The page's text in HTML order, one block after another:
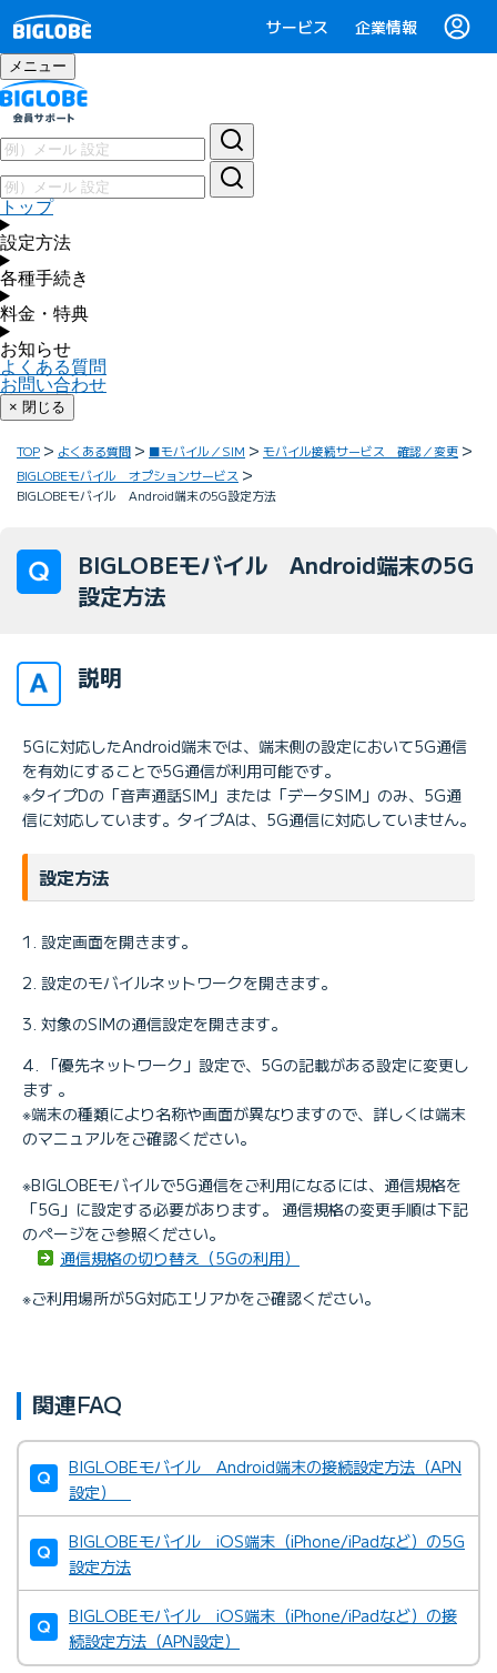
サービス 企業情報
メニュー
トップ
設定方法
各種手続き
料金・特典
お知らせ
よくある質問
お問い合わせ
× 閉じる
TOP よくある質問 ■モバイル／SIM
モバイル接続サービス 確認／変更
BIGLOBEモバイル オプションサービス
BIGLOBEモバイル Android端末の5G設定方法
BIGLOBEモバイル Android端末の5G
設定方法
説明
5Gに対応したAndroid端末では、端末側の設定において5G通信
を有効にすることで5G通信が利用可能です。
※タイプDの「音声通話SIM」または「データSIM」のみ、5G通
信に対応しています。タイプAは、5G通信に対応していません。
設定方法
設定画面を開きます。
設定のモバイルネットワークを開きます。
対象のSIMの通信設定を開きます。
「優先ネットワーク」設定で、5Gの記載がある設定に変更し
ます 。
※端末の種類により名称や画面が異なりますので、詳しくは端末
のマニュアルをご確認ください。
※BIGLOBEモバイルで5G通信をご利用になるには、通信規格を
「5G」に設定する必要があります。 通信規格の変更手順は下記
のページをご参照ください。
通信規格の切り替え（5Gの利用）
※ご利用場所が5G対応エリアかをご確認ください。
関連FAQ
BIGLOBEモバイル Android端末の接続設定方法（APN
設定）
BIGLOBEモバイル iOS端末（iPhone/iPadなど）の5G
設定方法
BIGLOBEモバイル iOS端末（iPhone/iPadなど）の接
続設定方法（APN設定）